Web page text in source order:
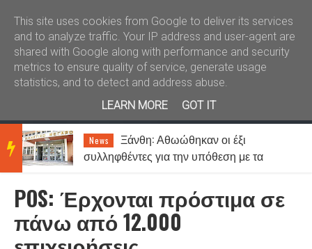
Καλώς ήλθατε Kral News
BRE
AKIN
News
Ξάνθη: Αθωώθηκαν οι έξι
συλληφθέντες για την υπόθεση με τα
POS: Έρχονται πρόστιμα σε
πάνω από 12.000
This site uses cookies from Google to deliver its services
and to analyze traffic. Your IP address and user-agent are
shared with Google along with performance and security
metrics to ensure quality of service, generate usage
statistics, and to detect and address abuse.
LEARN MORE
GOT IT